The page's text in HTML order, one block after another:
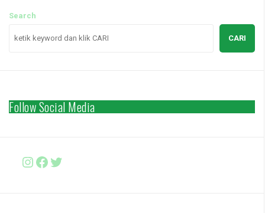
Search
CARI
Follow Social Media
Instagram
Facebook
http://www.twitter.com/